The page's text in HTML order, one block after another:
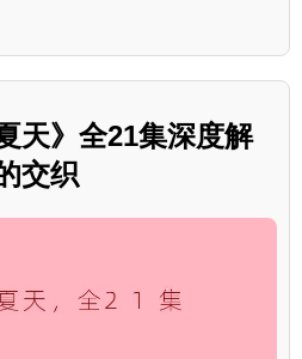
天》全21集深度解
交织